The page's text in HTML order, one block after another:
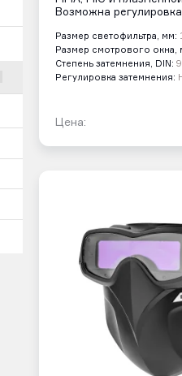
Возможна
Размер светофильтра, мм:
Размер смотрового окна,
Степень затемнения, DIN:
Регулировка затемнения:
Цена: